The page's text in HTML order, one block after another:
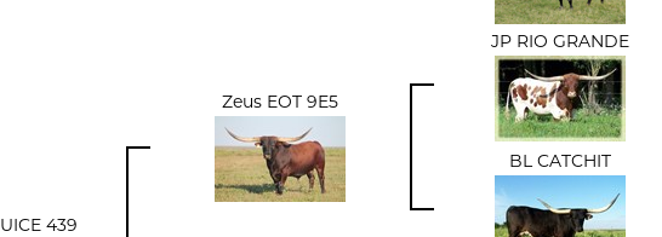
439
Zeus EOT 9E5
JP RIO GRANDE
BL CATCHIT